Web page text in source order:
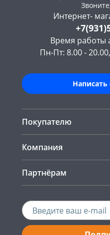
Интернет-
Время работы
Пн-Пт: 8.00 -
Покупателю
Компания
Партнёрам